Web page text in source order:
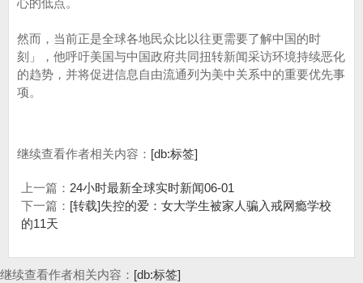
心的低点。
然而，当前正是全球各地民众比以往更需要了解中国的时
刻」，他呼吁美国与中国政府共同扭转新闻采访环境持续恶化
的趋势，并将促进信息自由流通列为美中关系中的重要优先事
项。
继续查看作者相关内容： [db:标签]
上一篇： 24小时最新全球实时新闻06-01
下一篇： [转载]失控的爱：女大学生被家人骗入戒网瘾学校
的11天
继续查看作者相关内容： [db:标签]